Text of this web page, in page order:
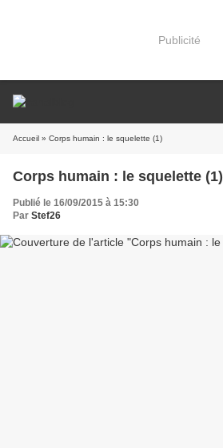
Publicité
Accueil » Corps humain : le squelette (1)
Corps humain : le squelette (1)
Publié le 16/09/2015 à 15:30
Par Stef26